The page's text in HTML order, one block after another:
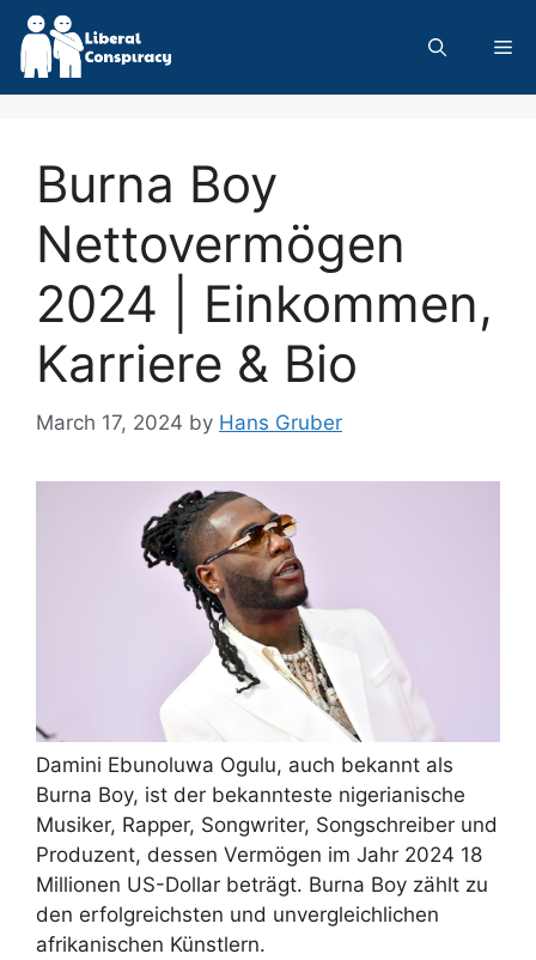
Skip
content
Burna Boy
Nettovermögen
2024 | Einkommen,
Karriere & Bio
March 17, 2024 by Hans Gruber
Damini Ebunoluwa Ogulu, auch bekannt als
Burna Boy, ist der bekannteste nigerianische
Musiker, Rapper, Songwriter, Songschreiber und
Produzent, dessen Vermögen im Jahr 2024 18
Millionen US-Dollar beträgt. Burna Boy zählt zu
den erfolgreichsten und unvergleichlichen
afrikanischen Künstlern.